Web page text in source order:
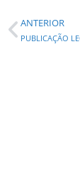
ANTERIOR
PUBLICAÇÃO